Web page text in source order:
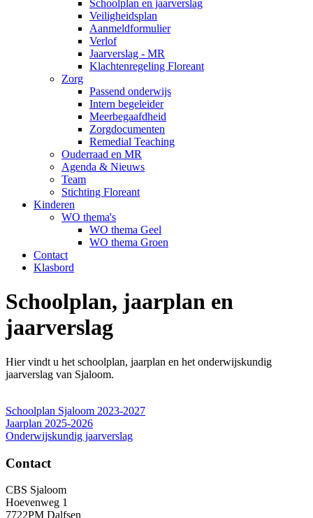
Schoolplan en jaarverslag
Veiligheidsplan
Aanmeldformulier
Verlof
Jaarverslag - MR
Klachtenregeling Floreant
Zorg
Passend onderwijs
Intern begeleider
Meerbegaafdheid
Zorgdocumenten
Remedial Teaching
Ouderraad en MR
Agenda & Nieuws
Team
Stichting Floreant
Kinderen
WO thema's
WO thema Geel
WO thema Groen
Contact
Klasbord
Schoolplan, jaarplan en
jaarverslag
Hier vindt u het schoolplan, jaarplan en het onderwijskundig
jaarverslag van Sjaloom.
Schoolplan Sjaloom 2023-2027
Jaarplan 2025-2026
Onderwijskundig jaarverslag
Contact
CBS Sjaloom
Hoevenweg 1
7722PM Dalfsen